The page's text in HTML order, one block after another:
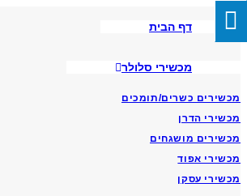
Skip
דף הבית
מכשירי סלולר
מכשירים כשרים/תומכים
מכשירי הדרן
מכשירים מושגחים
מכשירי אפוד
מכשירי עסקן